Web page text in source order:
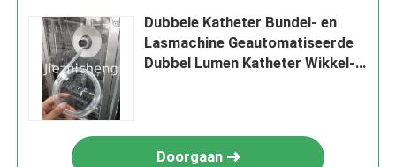
Dubbele Katheter Bundel- en
Lasmachine Geautomatiseerde
Dubbel Lumen Katheter Wikkel-,
Doorgaan